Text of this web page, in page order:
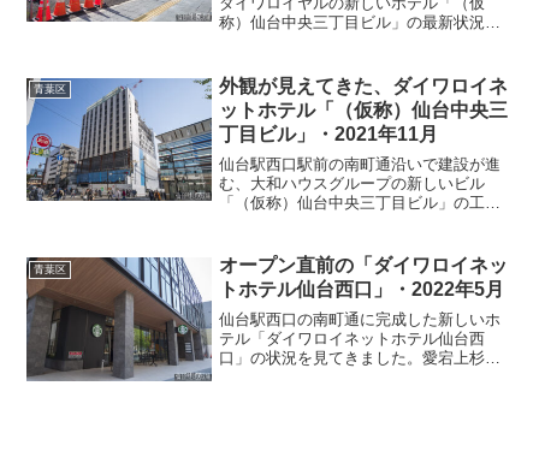
称）仙台中央三丁目ビル」の最新状況を
カラーコーンがたくさん並んでいるのが
見えました。8月に見た時...
青葉区
外観が見えてきた、ダイワロイネ
ットホテル「（仮称）仙台中央三
丁目ビル」・2021年11月
仙台駅西口駅前の南町通沿いで建設が進
む、大和ハウスグループの新しいビル
「（仮称）仙台中央三丁目ビル」の工事
今回見てみたら外観が出来上がってきて
いました。このビルは、ホ...
青葉区
オープン直前の「ダイワロイネッ
トホテル仙台西口」・2022年5月
仙台駅西口の南町通に完成した新しいホ
テル「ダイワロイネットホテル仙台西
口」の状況を見てきました。愛宕上杉通